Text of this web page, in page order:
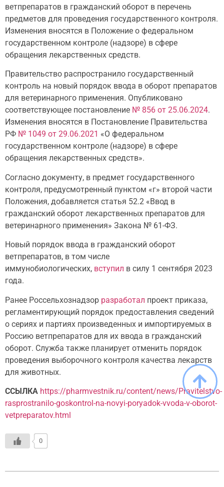
ветпрепаратов в гражданский оборот в перечень
предметов для проведения государственного контроля.
Изменения вносятся в Положение о федеральном
государственном контроле (надзоре) в сфере
обращения лекарственных средств.
Правительство распространило государственный
контроль на новый порядок ввода в оборот препаратов
для ветеринарного применения. Опубликовано
соответствующее постановление № 856 от 25.06.2024.
Изменения вносятся в Постановление Правительства
РФ № 1049 от 29.06.2021 «О федеральном
государственном контроле (надзоре) в сфере
обращения лекарственных средств».
Согласно документу, в предмет государственного
контроля, предусмотренный пунктом «г» второй части
Положения, добавляется статья 52.2 «Ввод в
гражданский оборот лекарственных препаратов для
ветеринарного применения» Закона № 61-ФЗ.
Новый порядок ввода в гражданский оборот
ветпрепаратов, в том числе
иммунобиологических, вступил в силу 1 сентября 2023
года.
Ранее Россельхознадзор разработал проект приказа,
регламентирующий порядок предоставления сведений
о сериях и партиях произведенных и импортируемых в
Россию ветпрепаратов для их ввода в гражданский
оборот. Служба также планирует отменить порядок
проведения выборочного контроля качества лекарств
для животных.
ССЫЛКА https://pharmvestnik.ru/content/news/Pravitelstvo-
rasprostranilo-goskontrol-na-novyi-poryadok-vvoda-v-oborot-
vetpreparatov.html
0